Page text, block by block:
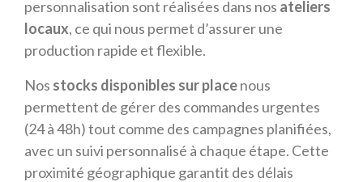
personnalisation sont réalisées dans nos ateliers
locaux, ce qui nous permet d’assurer une
production rapide et flexible.
Nos stocks disponibles sur placenous
permettent de gérer des commandes urgentes
(24 à 48h) tout comme des campagnes planifiées,
avec un suivi personnalisé à chaque étape. Cette
proximité géographique garantit des délais